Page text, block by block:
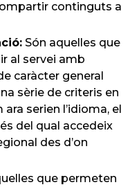
continguts a
Són aquelles que
al servei amb
caràcter general
sèrie de criteris en
serien l’idioma, el
del qual accedeix
des d’on
que permeten